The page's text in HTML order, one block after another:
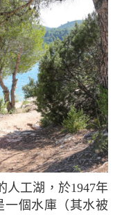
一個水庫（其水被